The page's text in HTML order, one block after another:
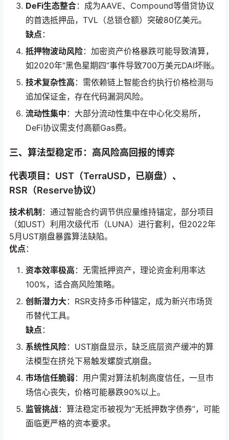
DeFi生态整合：成为AAVE、Compound等借贷协议
的首选抵押品，TVL（总锁仓额）突破80亿美元。
缺点 ：
抵押物波动风险：加密资产价格暴跌可能导致清算，
如2020年“黑色星期四”事件导致700万美元DAI坏账。
技术复杂性高 ：需依赖链上智能合约执行价格检测与
追加保证金，存在代码漏洞风险。
流动性集中 ：大部分流动性集中在中心化交易所，
DeFi协议需支付高额Gas费。
三、算法型稳定币：高风险高回报的博弈
代表项目：UST（TerraUSD，已崩盘）、
RSR（Reserve协议）
技术机制 ：通过智能合约调节供应量维持锚定，部分项目
（如UST）利用次级代币（LUNA）进行套利，但2022年
5月UST崩盘暴露算法缺陷。
优点 ：
资本效率极高 ：无需抵押资产，理论资金利用率达
100%，适合高风险策略。
创新潜力大：RSR支持多币种锚定，成为新兴市场货
币替代工具。
缺点 ：
系统性风险：UST崩盘显示，缺乏底层资产缓冲的算
法模型在挤兑下易触发螺旋式崩盘。
市场信任脆弱 ：用户需对算法机制高度信任，一旦市
场信心丧失，价格可能暴跌90%以上。
监管挑战：算法稳定币被视为“无抵押数字债券”，可能
面临更严格的资本要求。